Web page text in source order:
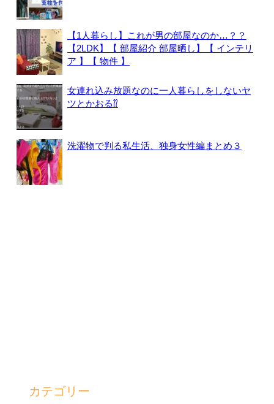
【1人暮らし】これが男の部屋なのか…？？
【2LDK】【 部屋紹介 部屋晒し】【 インテリ
ア 】【 物件 】
女連れ込み放題なのに一人暮らしをしないヤ
ツとかおる⁇
洗濯物で判る私生活、独身女性編まとめ３
カテゴリー